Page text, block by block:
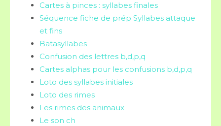
Cartes à pinces : syllabes finales
Séquence fiche de prép Syllabes attaque
et fins
Batasyllabes
Confusion des lettres b,d,p,q
Cartes alphas pour les confusions b,d,p,q
Loto des syllabes initiales
Loto des rimes
Les rimes des animaux
Le son ch